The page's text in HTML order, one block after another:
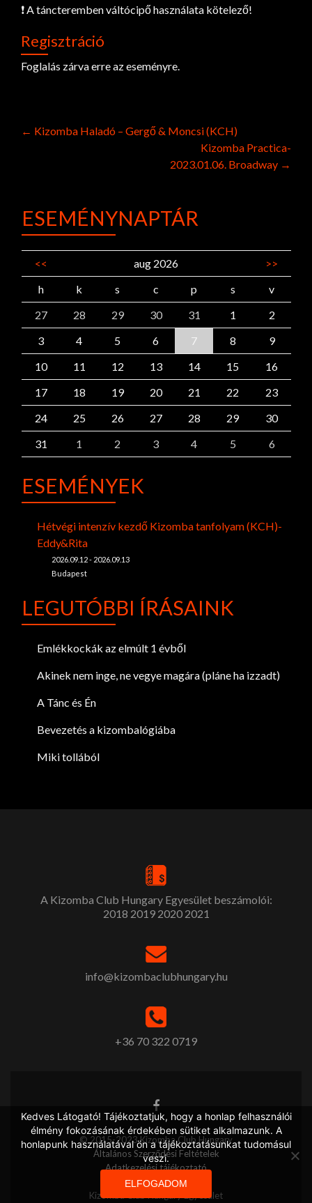
❗️ A táncteremben váltócipő használata kötelező!
Regisztráció
Foglalás zárva erre az eseményre.
Post
← Kizomba Haladó – Gergő & Moncsi (KCH)
Kizomba Practica-
2023.01.06. Broadway →
ESEMÉNYNAPTÁR
<< aug 2026
>>
h
k s c p s
v
27
28 29 30 31 1
2
3
4 5 6 7 8
9
10
11 12 13 14 15
16
17
18 19 20 21 22
23
24
25 26 27 28 29
30
31
1 2 3 4 5 6
ESEMÉNYEK
Hétvégi intenzív kezdő Kizomba tanfolyam (KCH)-
Eddy&Rita
2026.09.12 - 2026.09.13
Budapest
LEGUTÓBBI ÍRÁSAINK
Emlékkockák az elmúlt 1 évből
Akinek nem inge, ne vegye magára (pláne ha izzadt)
A Tánc és Én
Bevezetés a kizombalógiába
Miki tollából
A Kizomba Club Hungary Egyesület beszámolói:
2018 2019 2020 2021
info@kizombaclubhungary.hu
+36 70 322 0719
© 2015-2023 Kizomba Club Hungary
Általános Szerződési Feltételek
Adatkezelési tájékoztató
Kizomba Club Hungary Egyesület
Kedves Látogató! Tájékoztatjuk, hogy a honlap felhasználói
élmény fokozásának érdekében sütiket alkalmazunk. A
honlapunk használatával ön a tájékoztatásunkat tudomásul
veszi.
ELFOGADOM